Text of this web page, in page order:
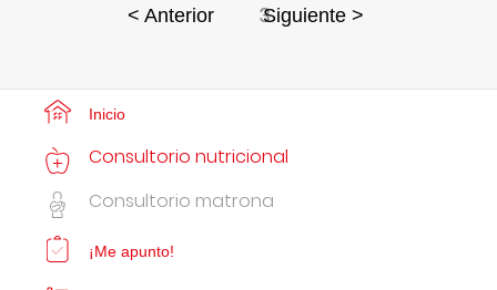
< Anterior 3Siguiente >
Inicio
Consultorio nutricional
Consultorio matrona
¡Me apunto!